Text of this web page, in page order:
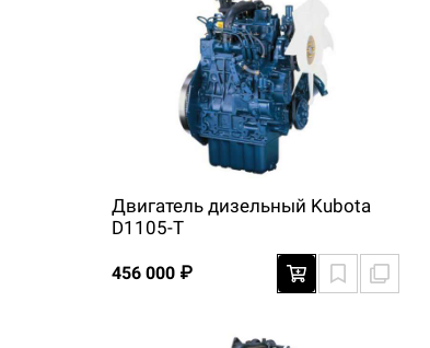
Двигатель дизельный Kubota
D1105-T
456 000 ₽